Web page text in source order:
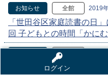
ログイン
お知らせ 全館 2019
「世田谷区家庭読書の日
回 子どもとの時間「かにむ
全館
「世田谷区家庭読書の日